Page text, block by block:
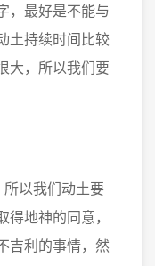
，最好是不能与
土持续时间比较
大，所以我们要
以我们动土要
地神的同意，
吉利的事情，然